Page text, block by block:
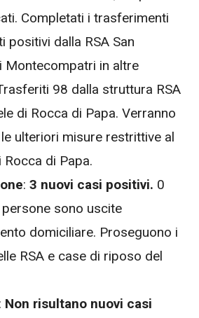
Completati i trasferimenti
positivi dalla RSA San
Montecompatri in altre
98 dalla struttura RSA
di Rocca di Papa. Verranno
ulteriori misure restrittive al
Rocca di Papa.
: 3 nuovi casi positivi. 0
sono uscite
domiciliare. Proseguono i
RSA e case di riposo del
: Non risultano nuovi casi